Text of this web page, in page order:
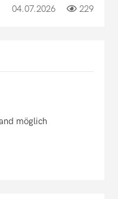
04.07.2026 229
möglich